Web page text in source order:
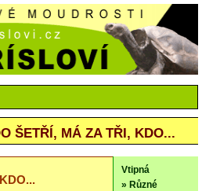
ŠETŘÍ, MÁ ZA TŘI, KDO...
Vtipná
» Různé